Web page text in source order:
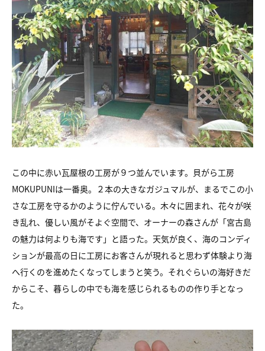
この中に赤い瓦屋根の工房が９つ並んでいます。 貝がら工房
MOKUPUNIは一番奥。 ２本の大きなガジュマルが、 まるでこの小
さな工房を守るかのように佇んでいる。 木々に囲まれ、花々が咲
き乱れ、優しい風がそよぐ空間で、 オーナーの森さんが「宮古島
の魅力は何よりも海です」と語った。 天気が良く、海のコンディ
ションが最高の日に工房にお客さんが現れると思わず体験より海
へ行くのを進めたくなってしまうと笑う。 それぐらいの海好きだ
からこそ、 暮らしの中でも海を感じられるものの作り手となっ
た。